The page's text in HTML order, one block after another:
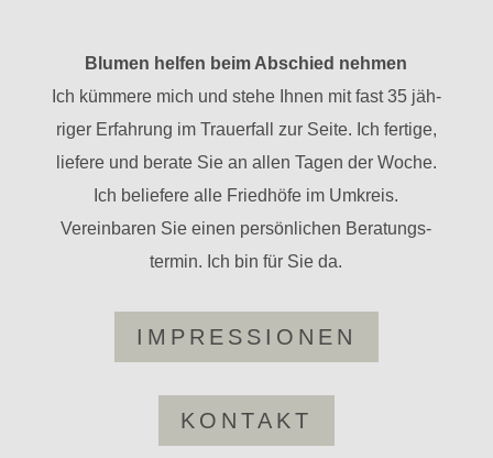
Blumen helfen beim Abschied nehmen
Ich küm­mere mich und stehe Ihnen mit fast 35 jäh­
riger Erfah­rung im Trau­er­fall zur Seite. Ich fer­tige,
lie­fere und berate Sie an allen Tagen der Woche.
Ich belie­fere alle Fried­höfe im Umkreis.
Ver­ein­baren Sie einen per­sön­li­chen Bera­tungs­
termin. Ich bin für Sie da.
IMPRES­SIONEN
KON­TAKT